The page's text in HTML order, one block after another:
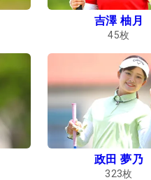
吉澤 柚月
45枚
政田 夢乃
323枚